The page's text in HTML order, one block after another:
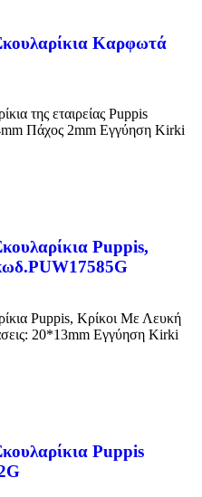
Καρφωτά
της εταιρείας Puppis
Πάχος 2mm Εγγύηση Kirki
Puppis,
Puppis, Κρίκοι Με Λευκή
20*13mm Εγγύηση Kirki
Puppis